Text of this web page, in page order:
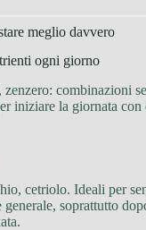
meglio davvero
ogni giorno
combinazioni
iniziare la giornata con
cetriolo. Ideali per
generale, soprattutto